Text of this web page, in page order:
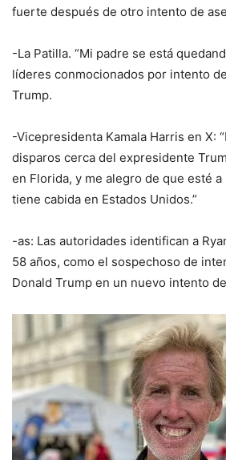
fuerte después de otro intento de
-La Patilla. “Mi padre se está
líderes conmocionados por intento
Trump.
-Vicepresidenta Kamala Harris en X:
disparos cerca del expresidente
en Florida, y me alegro de que esté
tiene cabida en Estados Unidos.”
-as: Las autoridades identifican a
58 años, como el sospechoso de
Donald Trump en un nuevo intento